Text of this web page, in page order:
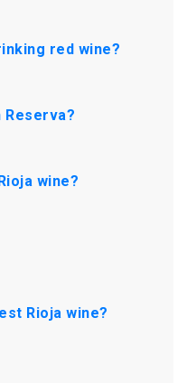
red wine?
Reserva?
wine?
Rioja wine?